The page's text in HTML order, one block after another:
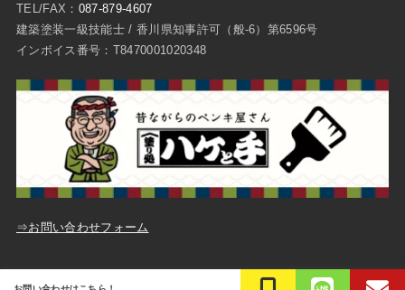
TEL/FAX： 087-879-4607
建築塗装一級技能士 / 香川県知事許可（般-6）第6596号
インボイス番号：T8470001020348
⇒お問い合わせフォーム
プライバシーポリシー